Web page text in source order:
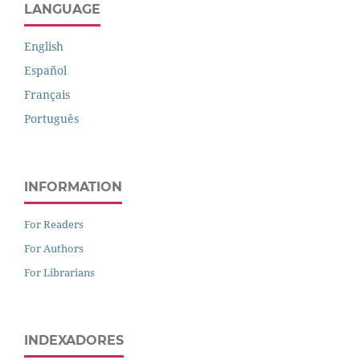
LANGUAGE
English
Español
Français
Português
INFORMATION
For Readers
For Authors
For Librarians
INDEXADORES